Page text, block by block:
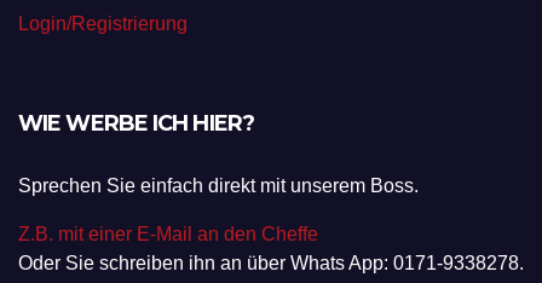
Login/Registrierung
WIE WERBE ICH HIER?
Sprechen Sie einfach direkt mit unserem Boss.
Z.B. mit einer E-Mail an den Cheffe
Oder Sie schreiben ihn an über Whats App: 0171-9338278.